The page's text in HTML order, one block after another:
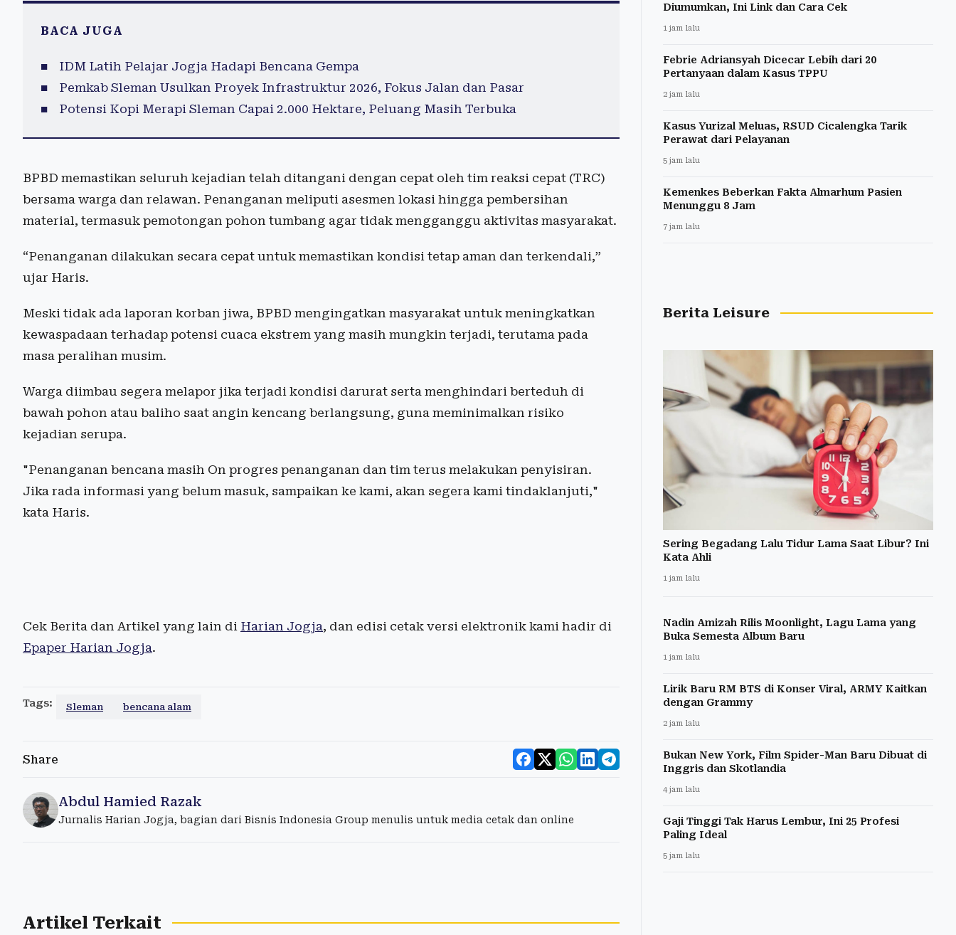
BACA JUGA
IDM Latih Pelajar Jogja Hadapi Bencana Gempa
Pemkab Sleman Usulkan Proyek Infrastruktur 2026, Fokus Jalan dan Pasar
Potensi Kopi Merapi Sleman Capai 2.000 Hektare, Peluang Masih Terbuka
BPBD memastikan seluruh kejadian telah ditangani dengan cepat oleh tim reaksi cepat (TRC)
bersama warga dan relawan. Penanganan meliputi asesmen lokasi hingga pembersihan
material, termasuk pemotongan pohon tumbang agar tidak mengganggu aktivitas masyarakat.
“Penanganan dilakukan secara cepat untuk memastikan kondisi tetap aman dan terkendali,”
ujar Haris.
Meski tidak ada laporan korban jiwa, BPBD mengingatkan masyarakat untuk meningkatkan
kewaspadaan terhadap potensi cuaca ekstrem yang masih mungkin terjadi, terutama pada
masa peralihan musim.
Warga diimbau segera melapor jika terjadi kondisi darurat serta menghindari berteduh di
bawah pohon atau baliho saat angin kencang berlangsung, guna meminimalkan risiko
kejadian serupa.
"Penanganan bencana masih On progres penanganan dan tim terus melakukan penyisiran.
Jika rada informasi yang belum masuk, sampaikan ke kami, akan segera kami tindaklanjuti,"
kata Haris.
Cek Berita dan Artikel yang lain di Harian Jogja, dan edisi cetak versi elektronik kami hadir di
Epaper Harian Jogja.
Tags: Sleman bencana alam
Share
Abdul Hamied Razak
Jurnalis Harian Jogja, bagian dari Bisnis Indonesia Group menulis untuk media cetak dan online
Artikel Terkait
Diumumkan, Ini Link dan Cara Cek
1 jam lalu
Febrie Adriansyah Dicecar Lebih dari 20
Pertanyaan dalam Kasus TPPU
2 jam lalu
Kasus Yurizal Meluas, RSUD Cicalengka Tarik
Perawat dari Pelayanan
5 jam lalu
Kemenkes Beberkan Fakta Almarhum Pasien
Menunggu 8 Jam
7 jam lalu
Berita Leisure
Sering Begadang Lalu Tidur Lama Saat Libur? Ini
Kata Ahli
1 jam lalu
Nadin Amizah Rilis Moonlight, Lagu Lama yang
Buka Semesta Album Baru
1 jam lalu
Lirik Baru RM BTS di Konser Viral, ARMY Kaitkan
dengan Grammy
2 jam lalu
Bukan New York, Film Spider-Man Baru Dibuat di
Inggris dan Skotlandia
4 jam lalu
Gaji Tinggi Tak Harus Lembur, Ini 25 Profesi
Paling Ideal
5 jam lalu